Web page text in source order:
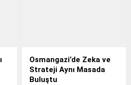
Osmangazi’de Zeka ve
Strateji Aynı Masada
Buluştu